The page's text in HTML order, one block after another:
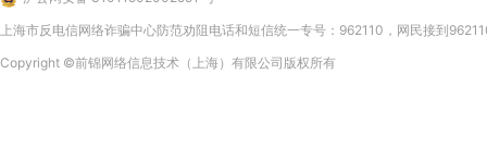
上海市反电信网络诈骗中心防范劝阻电话和短信统一专号：962110，网民接到
Copyright ©前锦网络信息技术（上海）有限公司 版权所有